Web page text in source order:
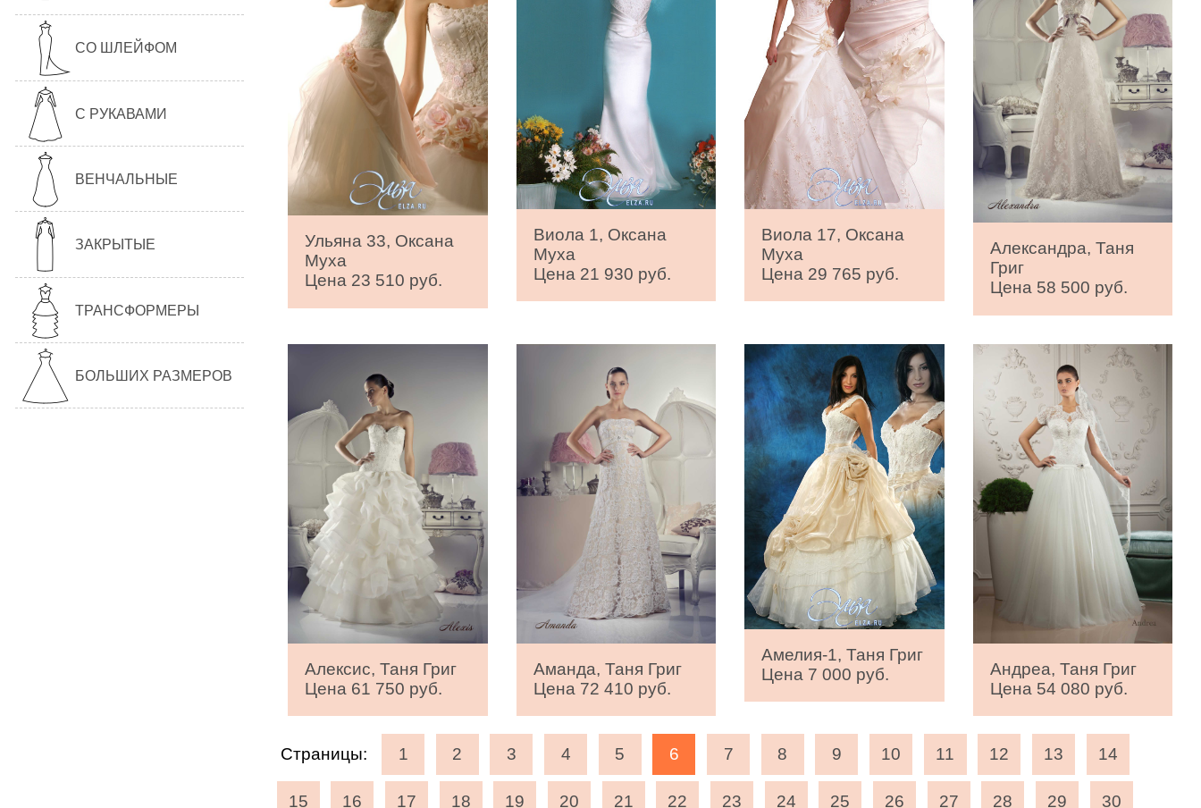
СО ШЛЕЙФОМ
С РУКАВАМИ
ВЕНЧАЛЬНЫЕ
ЗАКРЫТЫЕ
ТРАНСФОРМЕРЫ
БОЛЬШИХ РАЗМЕРОВ
Ульяна 33, Оксана
Муха
Цена 23 510 руб.
Виола 1, Оксана
Муха
Цена 21 930 руб.
Виола 17, Оксана
Муха
Цена 29 765 руб.
Александра, Таня
Григ
Цена 58 500 руб.
Алексис, Таня Григ
Цена 61 750 руб.
Аманда, Таня Григ
Цена 72 410 руб.
Амелия-1, Таня Григ
Цена 7 000 руб.
Андреа, Таня Григ
Цена 54 080 руб.
Страницы: 1 2 3 4 5 6 7 8 9 10 11 12 13 14
15 16 17 18 19 20 21 22 23 24 25 26 27 28 29 30